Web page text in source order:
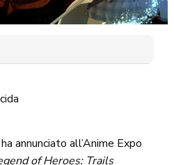
ha annunciato all’Anime Expo
of Heroes: Trails